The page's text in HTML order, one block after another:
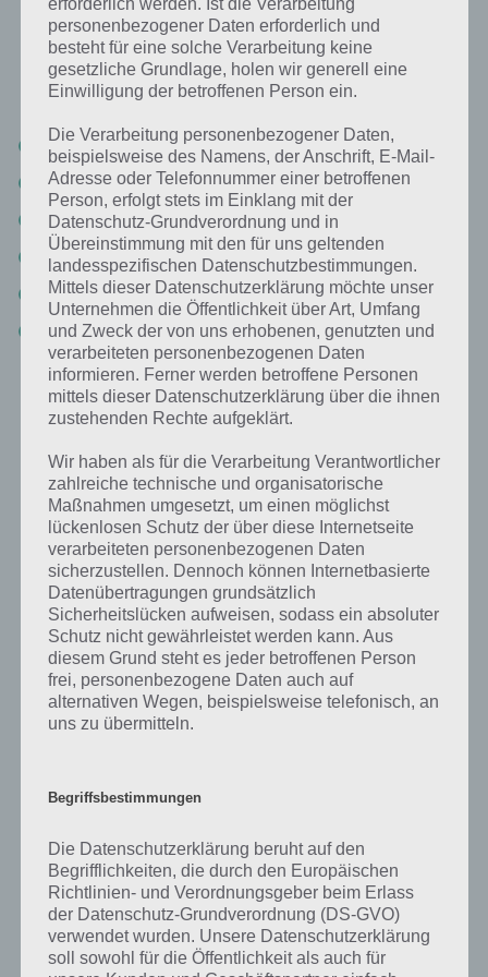
Wenn du lieber nach Buchstaben sortiert die Lösungen von 94%
suchst, dann findest du diese aufgeteilt nach dem
Anfangsbuchstaben und nach Bildern in folgender Auflistung:
94%: Alle Lösungen zu den Bildern
94%:Sachverhalte mit A bis C
94%:Sachverhalte mit D
94%:Sachverhalte mit E bis F
94%:Sachverhalte mit G bis L
94%: Sachverhalte mit M bis Z
Video Walkthrough für alle Level
Falls du das Ganze nicht nur in Textform anschauen willst, sondern
die Lösung direkt aus dem Video übernehmen willst, haben wir
nachfolgend ein Video Walkthrough zur App 94% parat. Auch hier gilt
natürlich, dass die Aufgaben in der App 94% zufallsbasiert erfolgen.
Ihr müsst also auch die anderen Videos dann anschauen.
personenbezogener Daten erforderlich und
besteht für eine solche Verarbeitung keine
gesetzliche Grundlage, holen wir generell eine
Einwilligung der betroffenen Person ein.
Die Verarbeitung personenbezogener Daten,
beispielsweise des Namens, der Anschrift, E-Mail-
Adresse oder Telefonnummer einer betroffenen
Person, erfolgt stets im Einklang mit der
Datenschutz-Grundverordnung und in
Übereinstimmung mit den für uns geltenden
landesspezifischen Datenschutzbestimmungen.
Mittels dieser Datenschutzerklärung möchte unser
Unternehmen die Öffentlichkeit über Art, Umfang
und Zweck der von uns erhobenen, genutzten und
verarbeiteten personenbezogenen Daten
informieren. Ferner werden betroffene Personen
mittels dieser Datenschutzerklärung über die ihnen
zustehenden Rechte aufgeklärt.
Wir haben als für die Verarbeitung Verantwortlicher
zahlreiche technische und organisatorische
Maßnahmen umgesetzt, um einen möglichst
lückenlosen Schutz der über diese Internetseite
verarbeiteten personenbezogenen Daten
sicherzustellen. Dennoch können Internetbasierte
Datenübertragungen grundsätzlich
Sicherheitslücken aufweisen, sodass ein absoluter
Schutz nicht gewährleistet werden kann. Aus
diesem Grund steht es jeder betroffenen Person
frei, personenbezogene Daten auch auf
alternativen Wegen, beispielsweise telefonisch, an
uns zu übermitteln.
Begriffsbestimmungen
Die Datenschutzerklärung beruht auf den
Begrifflichkeiten, die durch den Europäischen
Richtlinien- und Verordnungsgeber beim Erlass
der Datenschutz-Grundverordnung (DS-GVO)
verwendet wurden. Unsere Datenschutzerklärung
soll sowohl für die Öffentlichkeit als auch für